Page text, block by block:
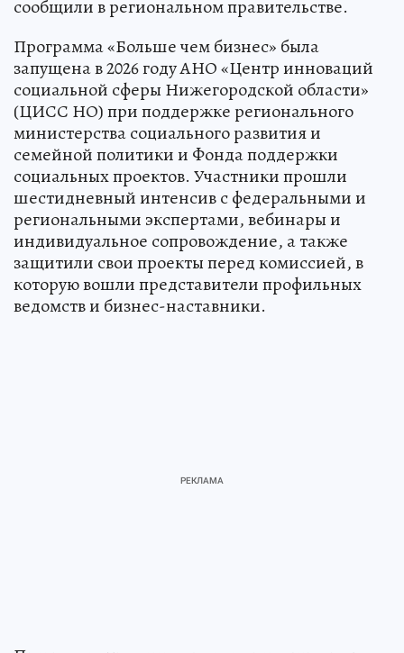
сообщили в региональном правительстве.
Программа «Больше чем бизнес» была
запущена в 2026 году АНО «Центр инноваций
социальной сферы Нижегородской области»
(ЦИСС НО) при поддержке регионального
министерства социального развития и
семейной политики и Фонда поддержки
социальных проектов. Участники прошли
шестидневный интенсив с федеральными и
региональными экспертами, вебинары и
индивидуальное сопровождение, а также
защитили свои проекты перед комиссией, в
которую вошли представители профильных
ведомств и бизнес-наставники.